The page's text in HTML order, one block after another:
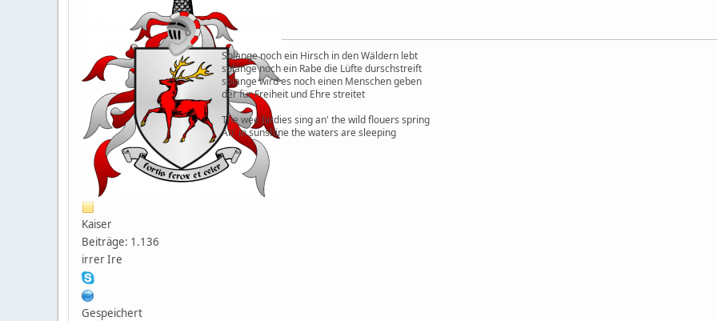
Kaiser
Beiträge: 1.136
irrer Ire
Gespeichert
Solange noch ein Hirsch in den Wäldern lebt
solange noch ein Rabe die Lüfte durschstreift
solange wird es noch einen Menschen geben
der für Freiheit und Ehre streitet
The wee birdies sing an' the wild flouers spring
An' in sunshine the waters are sleeping